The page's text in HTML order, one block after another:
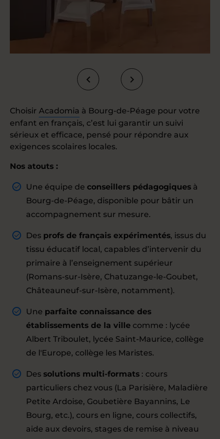
Choisir Acadomia à Bourg-de-Péage pour votre
enfant en français, c’est lui garantir un suivi
sérieux et efficace, pensé pour répondre aux
exigences scolaires locales.
Nos atouts :
Une équipe de conseillers pédagogiques à
Bourg-de-Péage, disponible pour bâtir un
accompagnement sur mesure.
Des profs de français expérimentés, issus du
tissu éducatif local, capables d’intervenir du
primaire à l’enseignement supérieur
(Romans-sur-Isère, Chatuzange-le-Goubet,
Châteauneuf-sur-Isère, notamment).
Une parfaite connaissance des
établissements de la ville comme : lycée
Albert Triboulet, lycée Saint-Maurice, collège
de l'Europe, collège les Maristes.
Des solutions multi-formats : cours
particuliers chez vous (La Parisière, Maladière
Petite Ardoise, Goubetière Bayannins, Le
Bourg, etc.), cours en ligne, cours collectifs,
aide aux devoirs, stages de remise à niveau